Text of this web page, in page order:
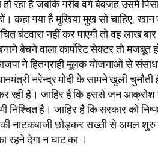
है जबकि गरीब वर्ग बेवजह उसमें
कहा गया है मुखिया मुख सो चाहिए,
बंटवारा नहीं कर पाएगी तो वह लाख
बेचने वाला कार्पोरेट सेक्टर तो
ने हितग्राही मूलक योजनाओं से
नरेन्द्र मोदी के सामने खुली
कर रही है। जाहिर है कि इससे जन
निश्चित है। जाहिर है कि सरकार को
नाटकबाजी छोड़कर सख्ती से अमल
देगा न घाट का ।